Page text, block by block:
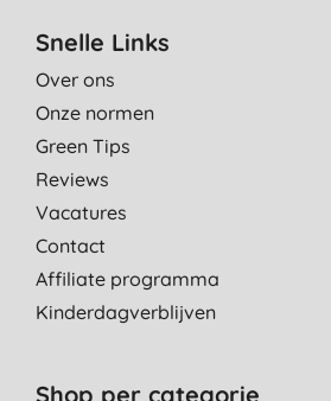
Snelle Links
Over ons
Onze normen
Green Tips
Reviews
Vacatures
Contact
Affiliate programma
Kinderdagverblijven
Shop per categorie